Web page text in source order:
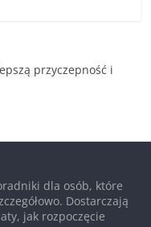
przyczepność i
dla osób, które
Dostarczają
jak rozpoczęcie